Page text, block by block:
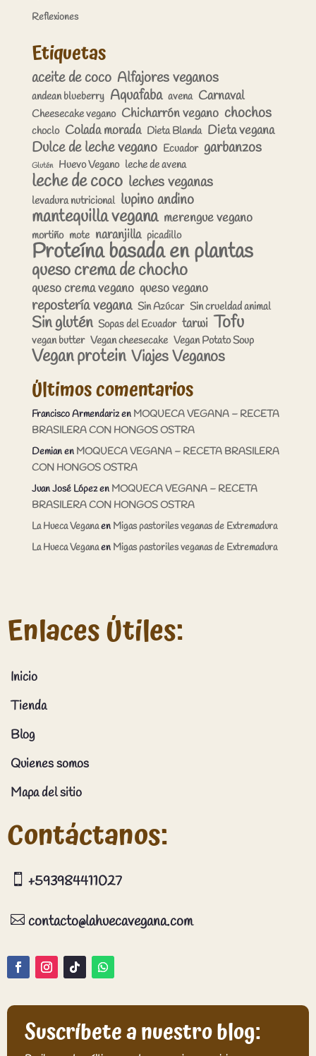
Reflexiones
Etiquetas
aceite de coco Alfajores veganos
andean blueberry Aquafaba avena Carnaval
Cheesecake vegano Chicharrón vegano chochos
choclo Colada morada Dieta Blanda Dieta vegana
Dulce de leche vegano Ecuador garbanzos
Glutén Huevo Vegano leche de avena
leche de coco leches veganas
levadura nutricional lupino andino
mantequilla vegana merengue vegano
mortiño mote naranjilla picadillo
Proteína basada en plantas
queso crema de chocho
queso crema vegano queso vegano
repostería vegana Sin Azúcar Sin crueldad animal
Sin glutén Sopas del Ecuador tarwi Tofu
vegan butter Vegan cheesecake Vegan Potato Soup
Vegan protein Viajes Veganos
Últimos comentarios
Francisco Armendarizen MOQUECA VEGANA – RECETA
BRASILERA CON HONGOS OSTRA
Demianen MOQUECA VEGANA – RECETA BRASILERA
CON HONGOS OSTRA
Juan José Lópezen MOQUECA VEGANA – RECETA
BRASILERA CON HONGOS OSTRA
La Hueca Veganaen Migas pastoriles veganas de Extremadura
La Hueca Veganaen Migas pastoriles veganas de Extremadura
Enlaces Útiles:
Inicio
Tienda
Blog
Quienes somos
Mapa del sitio
Contáctanos:
 +593984411027
 contacto@lahuecavegana.com
Suscríbete a nuestro blog: